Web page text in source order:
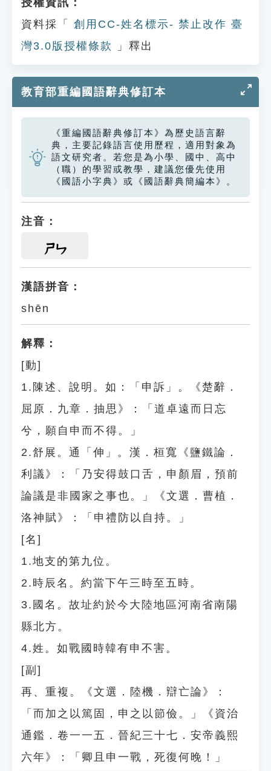
授權資訊：
資料採「
創用CC-姓名標示- 禁止改作 臺
灣3.0版授權條款
」釋出
教育部重編國語辭典修訂本
《重編國語辭典修訂本》為歷史語言辭
典，主要記錄語言使用歷程，適用對象為
語文研究者。若您是為小學、國中、高中
（職）的學習或教學，建議您優先使用
《國語小字典》或《國語辭典簡編本》。
注音：
ㄕㄣ
漢語拼音：
shēn
解釋：
[動]
1.陳述、說明。如：「申訴」。《楚辭．
屈原．九章．抽思》：「道卓遠而日忘
兮，願自申而不得。」
2.舒展。通「伸」。漢．桓寬《鹽鐵論．
利議》：「乃安得鼓口舌，申顏眉，預前
論議是非國家之事也。」《文選．曹植．
洛神賦》：「申禮防以自持。」
[名]
1.地支的第九位。
2.時辰名。約當下午三時至五時。
3.國名。故址約於今大陸地區河南省南陽
縣北方。
4.姓。如戰國時韓有申不害。
[副]
再、重複。《文選．陸機．辯亡論》：
「而加之以篤固，申之以節儉。」《資治
通鑑．卷一一五．晉紀三十七．安帝義熙
六年》：「卿且申一戰，死復何晚！」